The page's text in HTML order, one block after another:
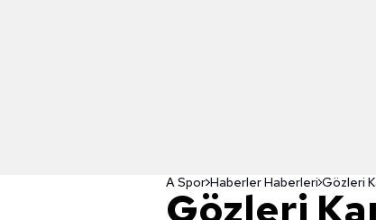
A Spor Haberler Haberleri
Gözleri